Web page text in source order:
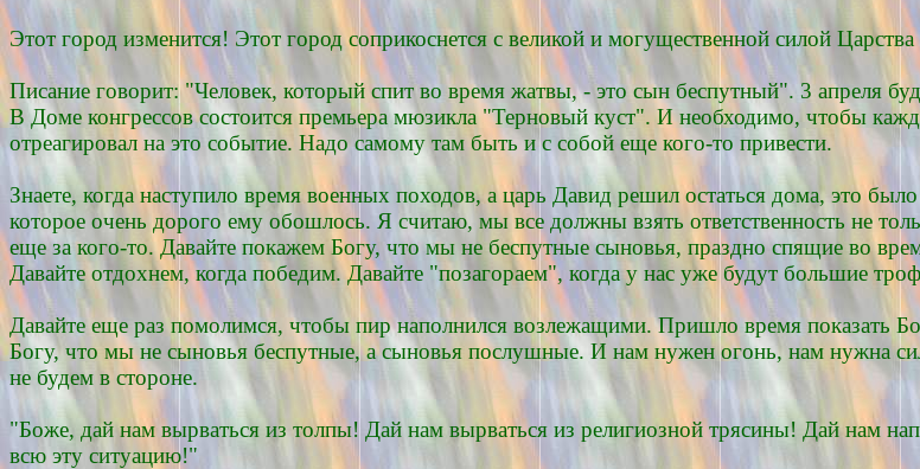
Этот город изменится! Этот город соприкоснется с великой и могущественной силой
Писание говорит: "Человек, который спит во время жатвы, - это сын беспутный". 3 апреля
В Доме конгрессов состоится премьера мюзикла "Терновый куст". И необходимо, чтобы
отреагировал на это событие. Надо самому там быть и с собой еще кого-то привести.
Знаете, когда наступило время военных походов, а царь Давид решил остаться дома, это было
которое очень дорого ему обошлось. Я считаю, мы все должны взять ответственность не
еще за кого-то. Давайте покажем Богу, что мы не беспутные сыновья, праздно спящие во
Давайте отдохнем, когда победим. Давайте "позагораем", когда у нас уже будут большие
Давайте еще раз помолимся, чтобы пир наполнился возлежащими. Пришло время показать
Богу, что мы не сыновья беспутные, а сыновья послушные. И нам нужен огонь, нам нужна
не будем в стороне.
"Боже, дай нам вырваться из толпы! Дай нам вырваться из религиозной трясины! Дай нам
всю эту ситуацию!"